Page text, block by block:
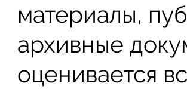
материалы,
архивные
оценивается